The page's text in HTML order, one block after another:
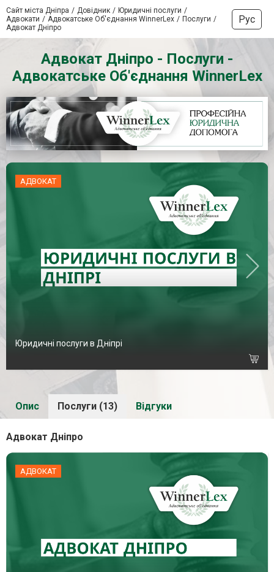
Сайт міста Дніпра Довідник
Юридичні послуги
Адвокати
Адвокатське Об'єднання WinnerLex
Послуги
Адвокат Дніпро
Рус
Адвокат Дніпро - Послуги -
Адвокатське Об'єднання WinnerLex
АДВОКАТ
Юридичні послуги в Дніпрі
Опис Послуги (13) Відгуки
Адвокат Дніпро
АДВОКАТ